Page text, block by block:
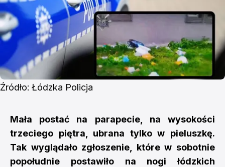
Źródło: Łódzka Policja
Mała postać na parapecie, na wysokości
trzeciego piętra, ubrana tylko w pieluszkę.
Tak wyglądało zgłoszenie, które w sobotnie
popołudnie postawiło na nogi łódzkich